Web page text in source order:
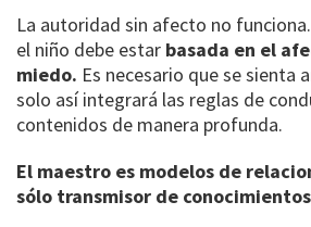
La autoridad sin afecto no
el niño debe estar basada en el
miedo. Es necesario que se sienta
solo así integrará las reglas de
contenidos de manera profunda.
El maestro es modelos de
sólo transmisor de